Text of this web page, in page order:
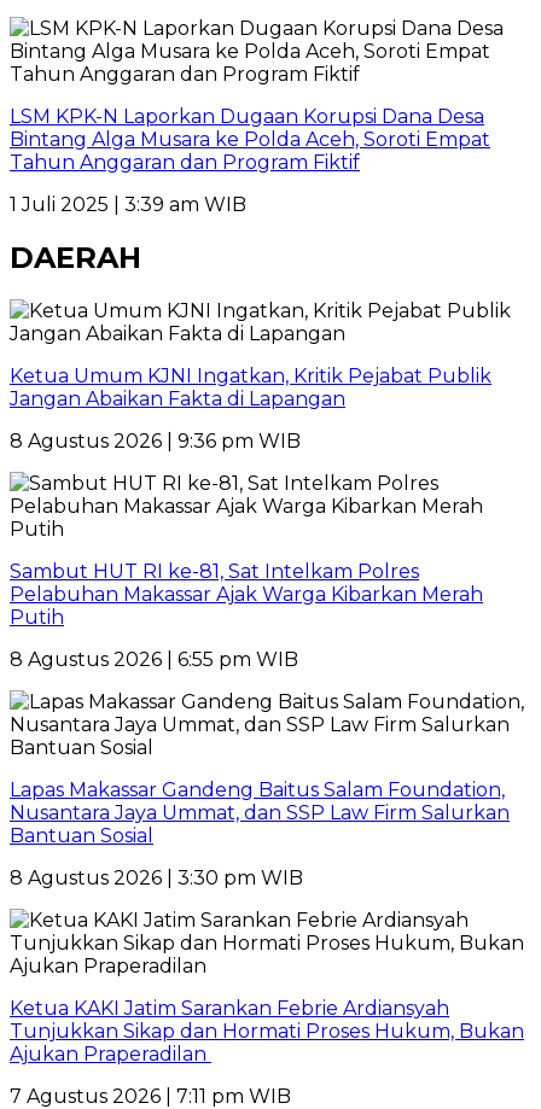
LSM KPK-N Laporkan Dugaan Korupsi Dana Desa
Bintang Alga Musara ke Polda Aceh, Soroti Empat
Tahun Anggaran dan Program Fiktif
1 Juli 2025 | 3:39 am WIB
DAERAH
Ketua Umum KJNI Ingatkan, Kritik Pejabat Publik
Jangan Abaikan Fakta di Lapangan
8 Agustus 2026 | 9:36 pm WIB
Sambut HUT RI ke-81, Sat Intelkam Polres
Pelabuhan Makassar Ajak Warga Kibarkan Merah
Putih
8 Agustus 2026 | 6:55 pm WIB
Lapas Makassar Gandeng Baitus Salam Foundation,
Nusantara Jaya Ummat, dan SSP Law Firm Salurkan
Bantuan Sosial
8 Agustus 2026 | 3:30 pm WIB
Ketua KAKI Jatim Sarankan Febrie Ardiansyah
Tunjukkan Sikap dan Hormati Proses Hukum, Bukan
Ajukan Praperadilan
7 Agustus 2026 | 7:11 pm WIB